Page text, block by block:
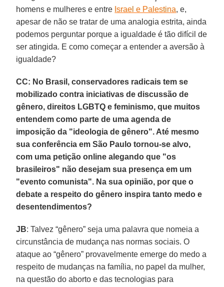
homens e mulheres e entre Israel e Palestina, e,
apesar de não se tratar de uma analogia estrita, ainda
podemos perguntar porque a igualdade é tão difícil de
ser atingida. E como começar a entender a aversão à
igualdade?
CC: No Brasil, conservadores radicais tem se
mobilizado contra iniciativas de discussão de
gênero, direitos LGBTQ e feminismo, que muitos
entendem como parte de uma agenda de
imposição da "ideologia de gênero". Até mesmo
sua conferência em São Paulo tornou-se alvo,
com uma petição online alegando que "os
brasileiros" não desejam sua presença em um
"evento comunista". Na sua opinião, por que o
debate a respeito do gênero inspira tanto medo e
desentendimentos?
JB: Talvez “gênero” seja uma palavra que nomeia a
circunstância de mudança nas normas sociais. O
ataque ao “gênero” provavelmente emerge do medo a
respeito de mudanças na família, no papel da mulher,
na questão do aborto e das tecnologias para